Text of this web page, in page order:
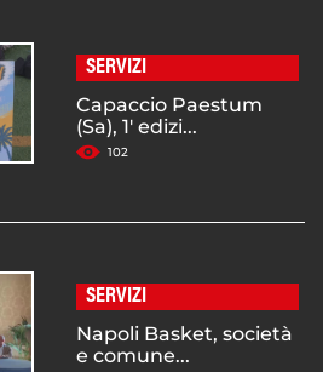
SERVIZI
Capaccio Paestum
(Sa), 1' edizi...
102
SERVIZI
Napoli Basket, società
e comune...